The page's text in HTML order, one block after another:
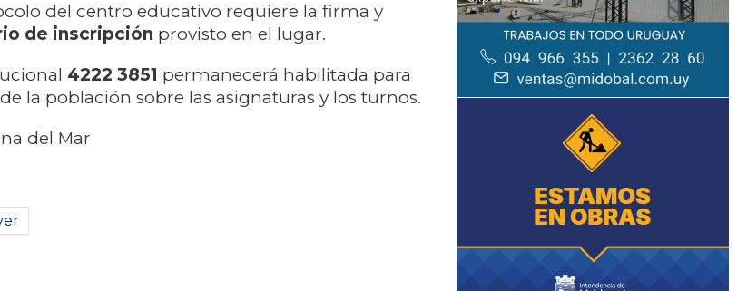
del centro educativo requiere la firma y
de inscripción provisto en el lugar.
4222 3851 permanecerá habilitada para
la población sobre las asignaturas y los turnos.
del Mar